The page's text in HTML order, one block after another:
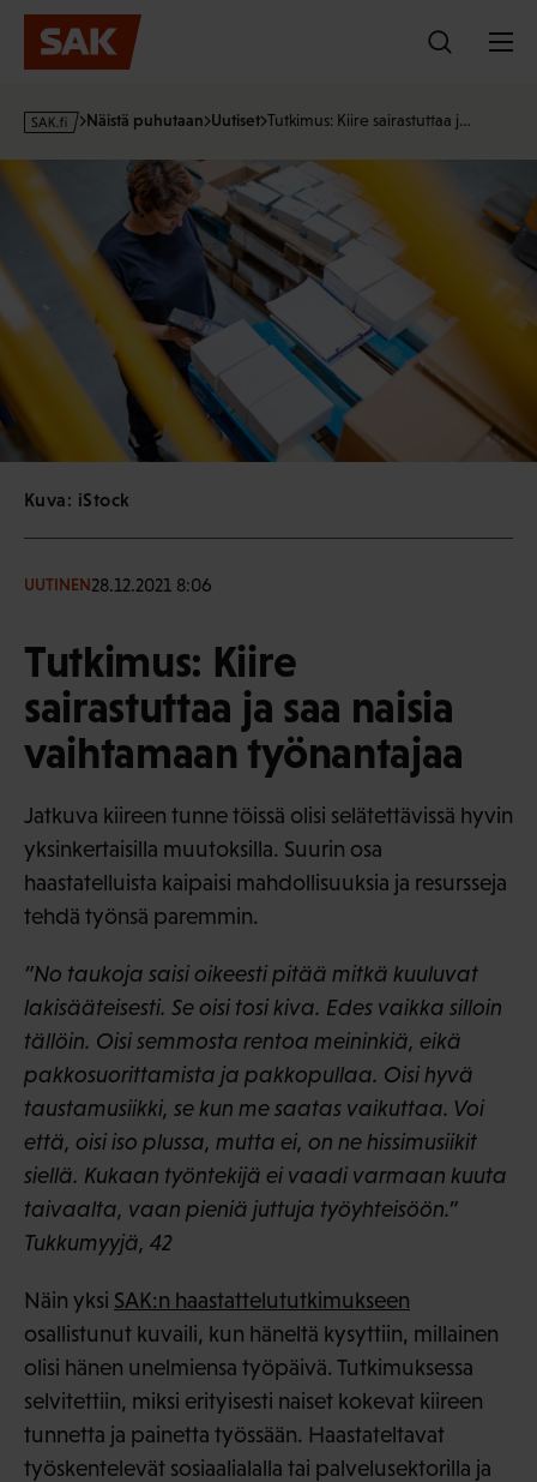
Hyppää
sisältöön
s
Näistä puhutaan Uutiset Tutkimus: Kiire sairastuttaa j…
Kuva: iStock
UUTINEN28.12.2021 8:06
Tutkimus: Kiire
sairastuttaa ja saa naisia
vaihtamaan työnantajaa
Jatkuva kiireen tunne töissä olisi selätettävissä hyvin
yksinkertaisilla muutoksilla. Suurin osa
haastatelluista kaipaisi mahdollisuuksia ja resursseja
tehdä työnsä paremmin.
”No taukoja saisi oikeesti pitää mitkä kuuluvat
lakisääteisesti. Se oisi tosi kiva. Edes vaikka silloin
tällöin. Oisi semmosta rentoa meininkiä, eikä
pakkosuorittamista ja pakkopullaa. Oisi hyvä
taustamusiikki, se kun me saatas vaikuttaa. Voi
että, oisi iso plussa, mutta ei, on ne hissimusiikit
siellä. Kukaan työntekijä ei vaadi varmaan kuuta
taivaalta, vaan pieniä juttuja työyhteisöön.”
Tukkumyyjä, 42
Näin yksi SAK:n haastattelututkimukseen
osallistunut kuvaili, kun häneltä kysyttiin, millainen
olisi hänen unelmiensa työpäivä. Tutkimuksessa
selvitettiin, miksi erityisesti naiset kokevat kiireen
tunnetta ja painetta työssään. Haastateltavat
työskentelevät sosiaalialalla tai palvelusektorilla ja